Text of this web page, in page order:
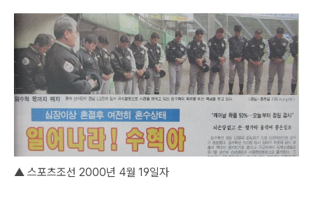
▲ 스포츠조선 2000년 4월 19일자